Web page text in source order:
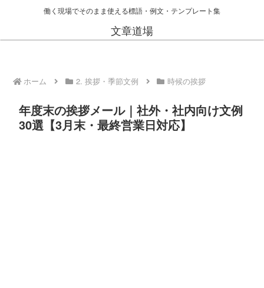
働く現場でそのまま使える標語・例文・テンプレート集
文章道場
ホーム 2. 挨拶・季節文例 時候の挨拶
年度末の挨拶メール｜社外・社内向け文例
30選【3月末・最終営業日対応】